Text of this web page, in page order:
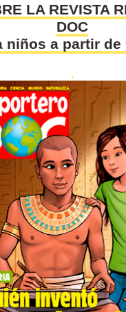
LA REVISTA
DOC
niños a partir de